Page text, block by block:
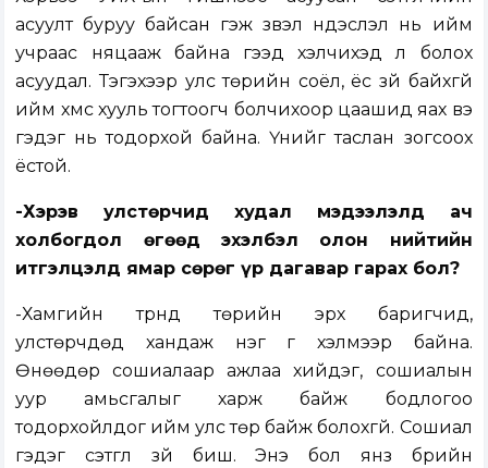
асуулт буруу байсан гэж үзвэл үндэслэл нь ийм
учраас няцааж байна гээд хэлчихэд л болох
асуудал. Тэгэхээр улс төрийн соёл, ёс зүй байхгүй
ийм хүмүүс хууль тогтоогч болчихоор цаашид яах вэ
гэдэг нь тодорхой байна. Үүнийг таслан зогсоох
ёстой.
-Хэрэв улстөрчид худал мэдээлэлд ач
холбогдол өгөөд эхэлбэл олон нийтийн
итгэлцэлд ямар сөрөг үр дагавар гарах бол?
-Хамгийн түрүүнд төрийн эрх баригчид,
улстөрчдөд хандаж нэг үг хэлмээр байна.
Өнөөдөр сошиалаар ажлаа хийдэг, сошиалын
уур амьсгалыг харж байж бодлогоо
тодорхойлдог ийм улс төр байж болохгүй. Сошиал
гэдэг сэтгүүл зүй биш. Энэ бол янз бүрийн